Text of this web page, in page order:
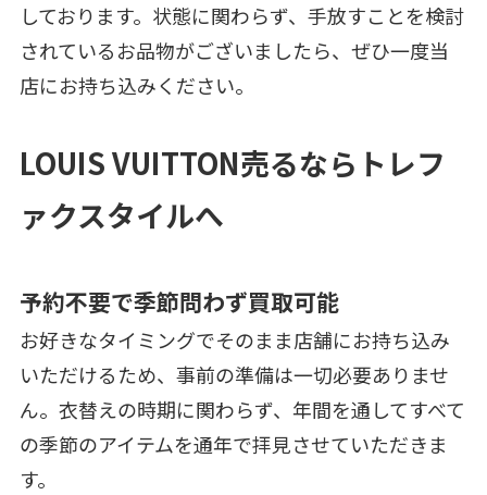
しております。状態に関わらず、手放すことを検討
されているお品物がございましたら、ぜひ一度当
店にお持ち込みください。
LOUIS VUITTON売るならトレフ
ァクスタイルへ
予約不要で季節問わず買取可能
お好きなタイミングでそのまま店舗にお持ち込み
いただけるため、事前の準備は一切必要ありませ
ん。衣替えの時期に関わらず、年間を通してすべて
の季節のアイテムを通年で拝見させていただきま
す。